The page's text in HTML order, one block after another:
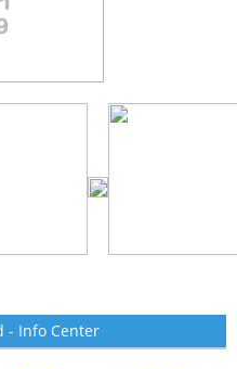
- Info Center